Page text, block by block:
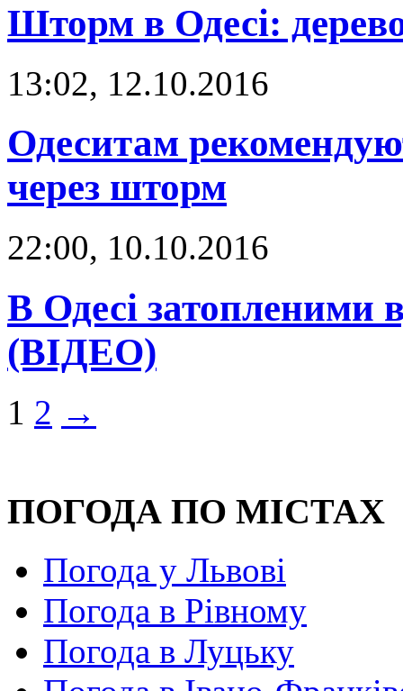
Шторм в Одесі:
13:02, 12.10.2016
Одеситам
через шторм
22:00, 10.10.2016
В Одесі затопленими
(ВІДЕО)
1 2 →
ПОГОДА ПО МІСТАХ
Погода у Львові
Погода в Рівному
Погода в Луцьку